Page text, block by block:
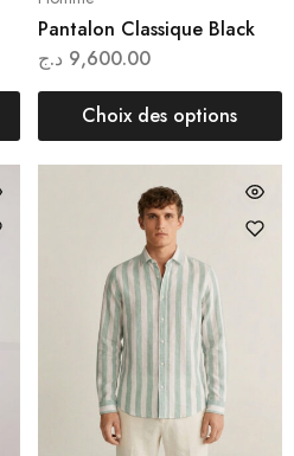
Pantalon Classique Black
9,600.00 د.ج
Choix des options